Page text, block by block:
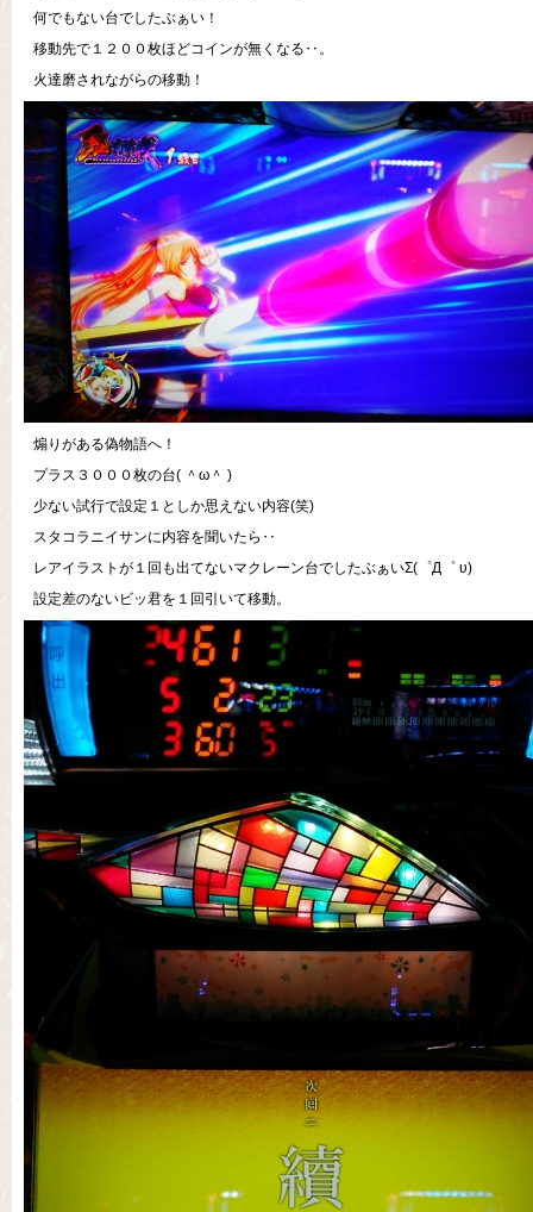
何でもない台でしたぶぁい！
移動先で１２００枚ほどコインが無くなる‥。
火達磨されながらの移動！
煽りがある偽物語へ！
プラス３０００枚の台( ＾ω＾ )
少ない試行で設定１としか思えない内容(笑)
スタコラニイサンに内容を聞いたら‥
レアイラストが１回も出てないマクレーン台でしたぶぁいΣ(゜Д゜ υ)
設定差のないビッ君を１回引いて移動。